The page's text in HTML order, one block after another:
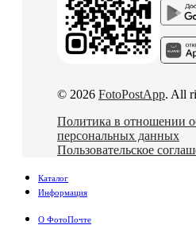
© 2026 FotoPostApp. All
Политика в отношении
персональных данных
Пользовательское
Каталог
Информация
О ФотоПочте